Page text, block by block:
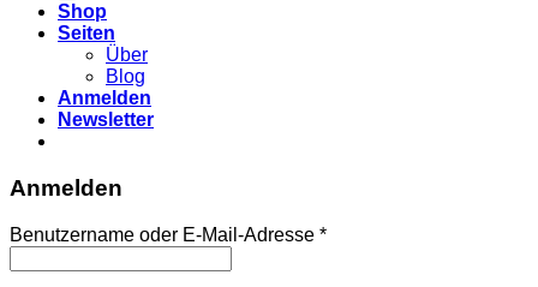
Shop
Seiten
Über
Blog
Anmelden
Newsletter
Anmelden
Benutzername oder E-Mail-Adresse *Erforderlich